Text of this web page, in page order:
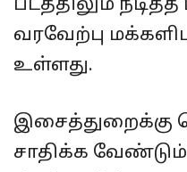
படத்திலும் நடித்த
வரவேற்பு
உள்ளது.
இசைத்துறைக்கு
சாதிக்க